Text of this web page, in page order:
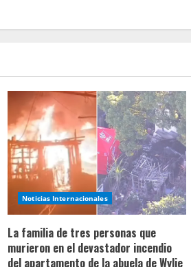
Noticias Internacionales
La familia de tres personas que
murieron en el devastador incendio
del apartamento de la abuela de Wylie